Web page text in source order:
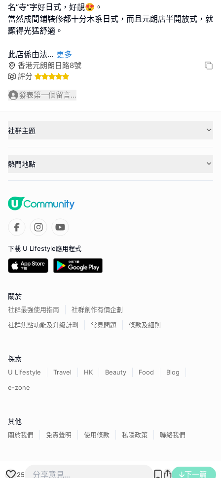
名“寺“字好日式，好靚😍。
當然成間鋪裝修都十分木系日式，而且元朗店半開放式，就
顯得光猛舒適。
此店係由法... 更多
香港元朗朗日路8號
評分
發表第一個留言...
25 下一篇
社群主題
熱門地點
下載 U Lifestyle應用程式
關於
社群最強使用指南
社群創作有價企劃
社群焦點功能及升級計劃
常見問題 條款及細則
探索
U Lifestyle Travel HK Beauty Food
Blog
e-zone
其他
關於我們 免責聲明 使用條款 私隱政策 聯絡我們
香港經濟日報版權所有©